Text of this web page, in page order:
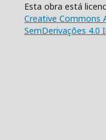
Esta obra está
Creative Commons
SemDerivações 4.0